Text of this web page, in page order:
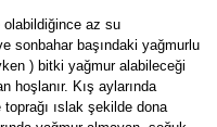
olabildiğince az su
sonbahar başındaki yağmurlu
) bitki yağmur alabileceği
hoşlanır. Kış aylarında
ıslak şekilde dona